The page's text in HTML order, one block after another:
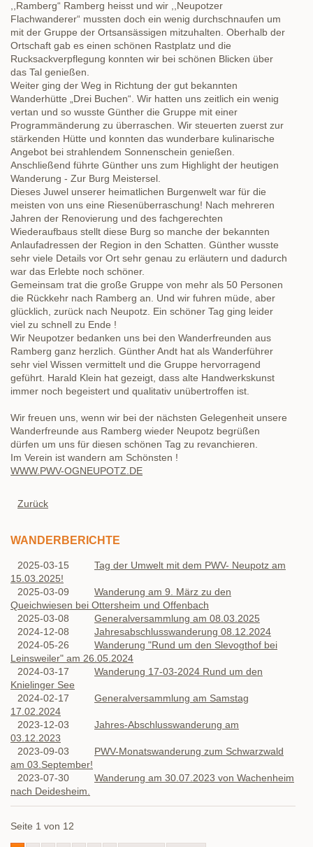
,,Ramberg“ Ramberg heisst und wir ,,Neupotzer
Flachwanderer“ mussten doch ein wenig durchschnaufen um
mit der Gruppe der Ortsansässigen mitzuhalten. Oberhalb der
Ortschaft gab es einen schönen Rastplatz und die
Rucksackverpflegung konnten wir bei schönen Blicken über
das Tal genießen.
Weiter ging der Weg in Richtung der gut bekannten
Wanderhütte „Drei Buchen“. Wir hatten uns zeitlich ein wenig
vertan und so wusste Günther die Gruppe mit einer
Programmänderung zu überraschen. Wir steuerten zuerst zur
stärkenden Hütte und konnten das wunderbare kulinarische
Angebot bei strahlendem Sonnenschein genießen.
Anschließend führte Günther uns zum Highlight der heutigen
Wanderung - Zur Burg Meistersel.
Dieses Juwel unserer heimatlichen Burgenwelt war für die
meisten von uns eine Riesenüberraschung! Nach mehreren
Jahren der Renovierung und des fachgerechten
Wiederaufbaus stellt diese Burg so manche der bekannten
Anlaufadressen der Region in den Schatten. Günther wusste
sehr viele Details vor Ort sehr genau zu erläutern und dadurch
war das Erlebte noch schöner.
Gemeinsam trat die große Gruppe von mehr als 50 Personen
die Rückkehr nach Ramberg an. Und wir fuhren müde, aber
glücklich, zurück nach Neupotz. Ein schöner Tag ging leider
viel zu schnell zu Ende !
Wir Neupotzer bedanken uns bei den Wanderfreunden aus
Ramberg ganz herzlich. Günther Andt hat als Wanderführer
sehr viel Wissen vermittelt und die Gruppe hervorragend
geführt. Harald Klein hat gezeigt, dass alte Handwerkskunst
immer noch begeistert und qualitativ unübertroffen ist.
Wir freuen uns, wenn wir bei der nächsten Gelegenheit unsere
Wanderfreunde aus Ramberg wieder Neupotz begrüßen
dürfen um uns für diesen schönen Tag zu revanchieren.
Im Verein ist wandern am Schönsten !
WWW.PWV-OGNEUPOTZ.DE
Zurück
WANDERBERICHTE
2025-03-15
Tag der Umwelt mit dem PWV- Neupotz am
15.03.2025!
2025-03-09
Wanderung am 9. März zu den
Queichwiesen bei Ottersheim und Offenbach
2025-03-08
Generalversammlung am 08.03.2025
2024-12-08
Jahresabschlusswanderung 08.12.2024
2024-05-26
Wanderung "Rund um den Slevogthof bei
Leinsweiler" am 26.05.2024
2024-03-17
Wanderung 17-03-2024 Rund um den
Knielinger See
2024-02-17
Generalversammlung am Samstag
17.02.2024
2023-12-03
Jahres-Abschlusswanderung am
03.12.2023
2023-09-03
PWV-Monatswanderung zum Schwarzwald
am 03.September!
2023-07-30
Wanderung am 30.07.2023 von Wachenheim
nach Deidesheim.
Seite 1 von 12